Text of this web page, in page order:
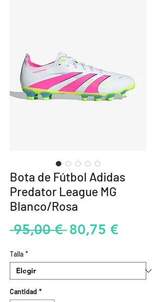
Bota de Fútbol Adidas
Predator League MG
Blanco/Rosa
95,00 € Precio
80,75 €Precio
oferta
Talla *
Cantidad *